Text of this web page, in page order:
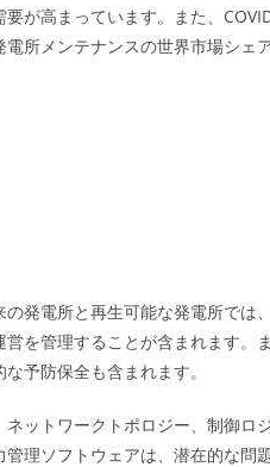
が高まっています。また、
所メンテナンスの世界市場シェ
発電所と再生可能な発電所では
を管理することが含まれます。
予防保全も含まれます。
ットワークトポロジー、制御ロ
理ソフトウェアは、潜在的な問